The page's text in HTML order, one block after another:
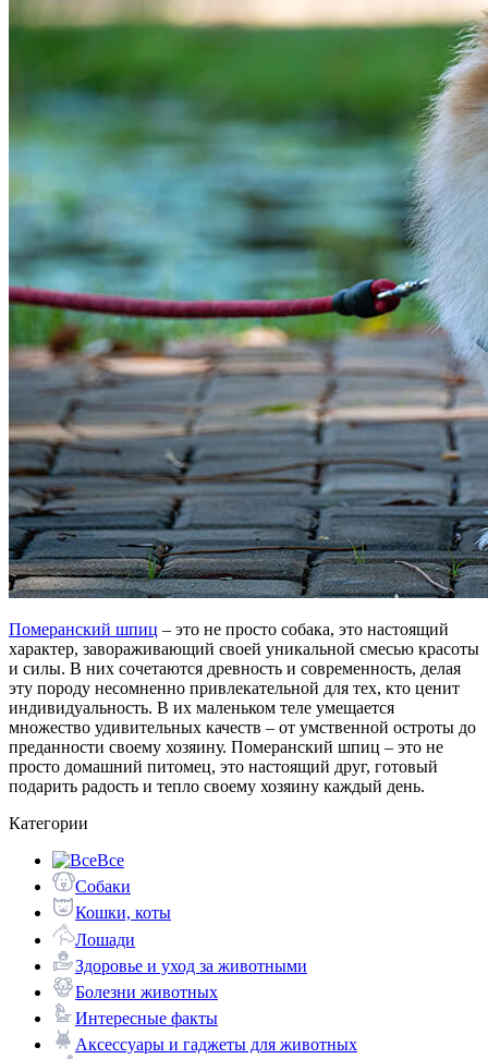
Померанский шпиц – это не просто собака, это настоящий
характер, завораживающий своей уникальной смесью красоты
и силы. В них сочетаются древность и современность, делая
эту породу несомненно привлекательной для тех, кто ценит
индивидуальность. В их маленьком теле умещается
множество удивительных качеств – от умственной остроты до
преданности своему хозяину. Померанский шпиц – это не
просто домашний питомец, это настоящий друг, готовый
подарить радость и тепло своему хозяину каждый день.
Категории
Все
Собаки
Кошки, коты
Лошади
Здоровье и уход за животными
Болезни животных
Интересные факты
Аксессуары и гаджеты для животных